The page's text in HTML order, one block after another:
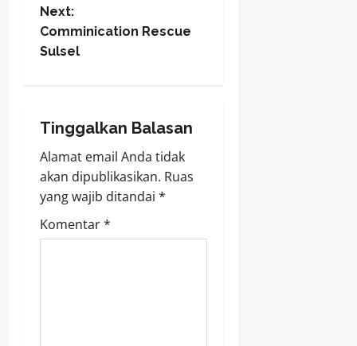
o
s
a
v
i
g
Next:
Comminication Rescue
Sulsel
Tinggalkan Balasan
Alamat email Anda tidak
akan dipublikasikan. Ruas
yang wajib ditandai *
Komentar*